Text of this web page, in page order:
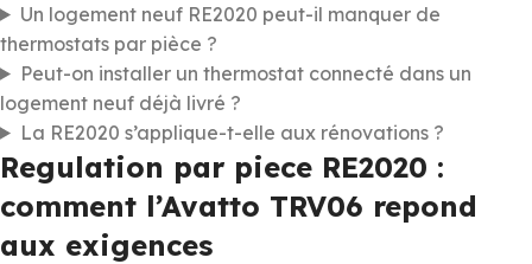
Un logement neuf RE2020 peut-il manquer de
thermostats par pièce ?
Peut-on installer un thermostat connecté dans un
logement neuf déjà livré ?
La RE2020 s’applique-t-elle aux rénovations ?
Regulation par piece RE2020 :
comment l’Avatto TRV06 repond
aux exigences